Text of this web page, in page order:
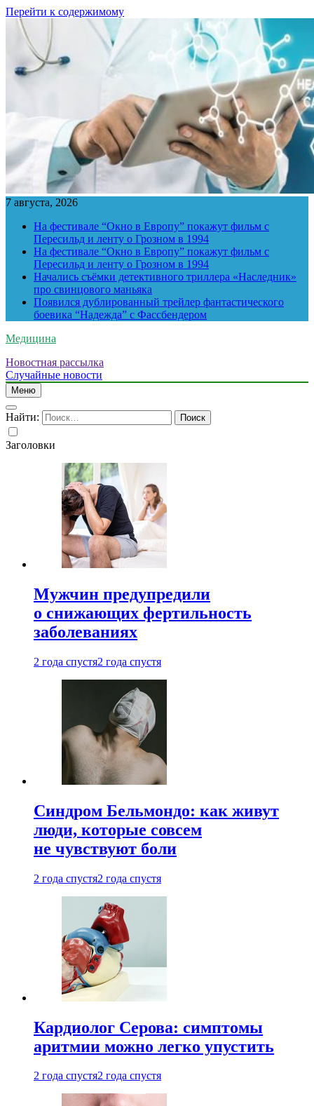
Перейти к содержимому
7 августа, 2026
На фестивале “Окно в Европу” покажут фильм с
Пересильд и ленту о Грозном в 1994
На фестивале “Окно в Европу” покажут фильм с
Пересильд и ленту о Грозном в 1994
Начались съёмки детективного триллера «Наследник»
про свинцового маньяка
Появился дублированный трейлер фантастического
боевика “Надежда” с Фассбендером
Медицина
Новостная рассылка
Случайные новости
Меню
Найти:
Заголовки
Мужчин предупредили
о снижающих фертильность
заболеваниях
2 года спустя2 года спустя
Синдром Бельмондо: как живут
люди, которые совсем
не чувствуют боли
2 года спустя2 года спустя
Кардиолог Серова: симптомы
аритмии можно легко упустить
2 года спустя2 года спустя